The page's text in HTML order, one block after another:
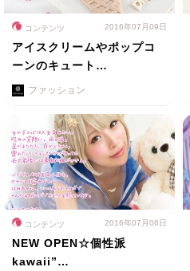
コンテンツ 2016年07月09日
アイスクリームやポップコ
ーンのキュート…
ファッション
コンテンツ 2016年07月06日
NEW OPEN☆個性派
kawaii”…